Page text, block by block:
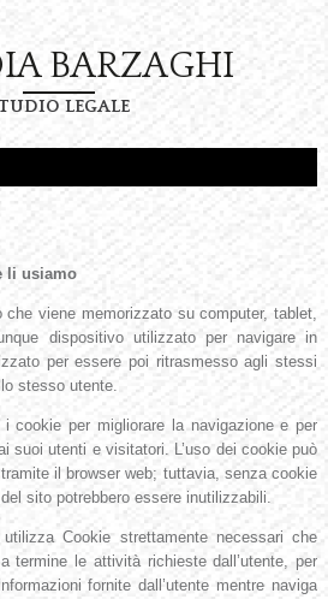
BARZAGHI
LEGALE
li usiamo
viene memorizzato su computer, tablet,
dispositivo utilizzato per navigare in
per essere poi ritrasmesso agli stessi
stesso utente.
i cookie per migliorare la navigazione e per
suoi utenti e visitatori. L’uso dei cookie può
il browser web; tuttavia, senza cookie
sito potrebbero essere inutilizzabili.
Cookie strettamente necessari che
termine le attività richieste dall’utente, per
fornite dall’utente mentre naviga